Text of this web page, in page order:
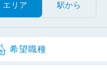
エリア 駅から
希望職種